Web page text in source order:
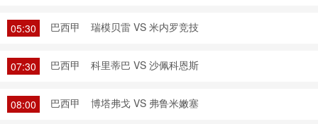
05:30 巴西甲 瑞模贝雷 VS 米内罗竞技
07:30 巴西甲 科里蒂巴 VS 沙佩科恩斯
08:00 巴西甲 博塔弗戈 VS 弗鲁米嫩塞